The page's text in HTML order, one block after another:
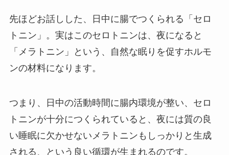
先ほどお話しした、日中に腸でつくられる「セロ
トニン」。実はこのセロトニンは、夜になると
「メラトニン」という、自然な眠りを促すホルモ
ンの材料になります。
つまり、日中の活動時間に腸内環境が整い、セロ
トニンが十分につくられていると、夜には質の良
い睡眠に欠かせないメラトニンもしっかりと生成
される、という良い循環が生まれるのです。